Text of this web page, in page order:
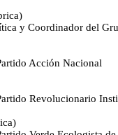
y Coordinador del
Acción Nacional
Revolucionario